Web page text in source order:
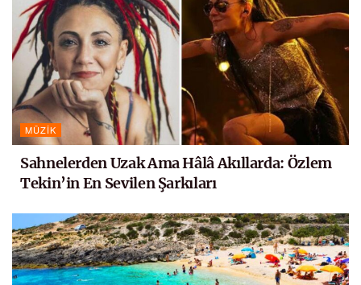
MÜZIK
Sahnelerden Uzak Ama Hâlâ Akıllarda: Özlem
Tekin’in En Sevilen Şarkıları